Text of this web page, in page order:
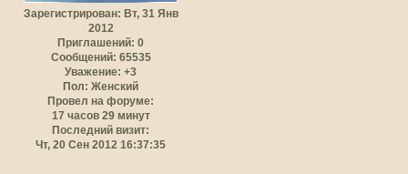
Зарегистрирован: Вт, 31 Янв
2012
Приглашений: 0
Сообщений: 65535
Уважение: +3
Пол: Женский
Провел на форуме:
17 часов 29 минут
Последний визит:
Чт, 20 Сен 2012 16:37:35